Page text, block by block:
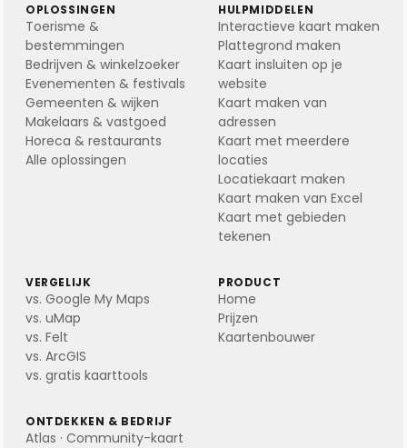
OPLOSSINGEN
Toerisme &
bestemmingen
Bedrijven & winkelzoeker
Evenementen & festivals
Gemeenten & wijken
Makelaars & vastgoed
Horeca & restaurants
Alle oplossingen
HULPMIDDELEN
Interactieve kaart maken
Plattegrond maken
Kaart insluiten op je
website
Kaart maken van
adressen
Kaart met meerdere
locaties
Locatiekaart maken
Kaart maken van Excel
Kaart met gebieden
tekenen
VERGELIJK
vs. Google My Maps
vs. uMap
vs. Felt
vs. ArcGIS
vs. gratis kaarttools
PRODUCT
Home
Prijzen
Kaartenbouwer
ONTDEKKEN & BEDRIJF
Atlas · Community-kaart